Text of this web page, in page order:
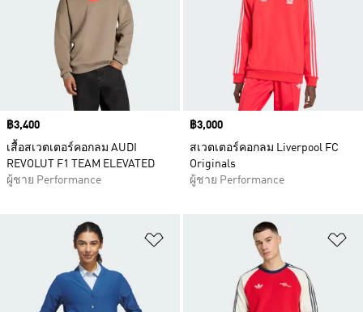
Price
฿3,400
เสื้อสเวตเตอร์คอกลม AUDI
REVOLUT F1 TEAM ELEVATED
ผู้ชาย Performance
Price
฿3,000
สเวตเตอร์คอกลม Liverpool FC
Originals
ผู้ชาย Performance
เพิ่มไปยังรายการสินค้าโปรด